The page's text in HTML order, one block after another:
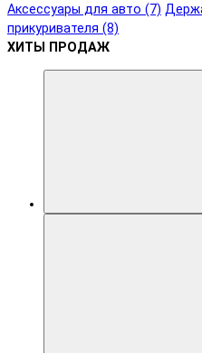
Аксессуары для авто (7)
прикуривателя (8)
ХИТЫ ПРОДАЖ